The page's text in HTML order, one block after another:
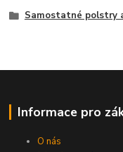
Samostatné polstry
Informace pro
O nás